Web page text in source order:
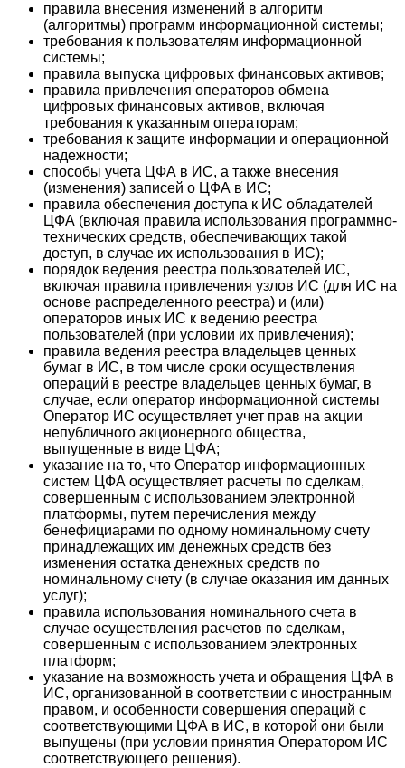
правила внесения изменений в алгоритм
(алгоритмы) программ информационной системы;
требования к пользователям информационной
системы;
правила выпуска цифровых финансовых активов;
правила привлечения операторов обмена
цифровых финансовых активов, включая
требования к указанным операторам;
требования к защите информации и операционной
надежности;
способы учета ЦФА в ИС, а также внесения
(изменения) записей о ЦФА в ИС;
правила обеспечения доступа к ИС обладателей
ЦФА (включая правила использования программно-
технических средств, обеспечивающих такой
доступ, в случае их использования в ИС);
порядок ведения реестра пользователей ИС,
включая правила привлечения узлов ИС (для ИС на
основе распределенного реестра) и (или)
операторов иных ИС к ведению реестра
пользователей (при условии их привлечения);
правила ведения реестра владельцев ценных
бумаг в ИС, в том числе сроки осуществления
операций в реестре владельцев ценных бумаг, в
случае, если оператор информационной системы
Оператор ИС осуществляет учет прав на акции
непубличного акционерного общества,
выпущенные в виде ЦФА;
указание на то, что Оператор информационных
систем ЦФА осуществляет расчеты по сделкам,
совершенным с использованием электронной
платформы, путем перечисления между
бенефициарами по одному номинальному счету
принадлежащих им денежных средств без
изменения остатка денежных средств по
номинальному счету (в случае оказания им данных
услуг);
правила использования номинального счета в
случае осуществления расчетов по сделкам,
совершенным с использованием электронных
платформ;
указание на возможность учета и обращения ЦФА в
ИС, организованной в соответствии с иностранным
правом, и особенности совершения операций с
соответствующими ЦФА в ИС, в которой они были
выпущены (при условии принятия Оператором ИС
соответствующего решения).